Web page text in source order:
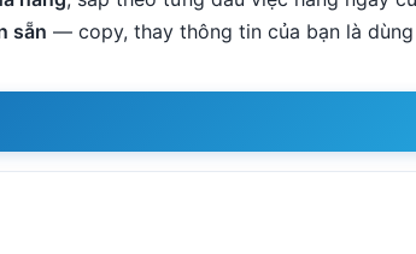
sẵn — copy, thay thông tin của bạn là